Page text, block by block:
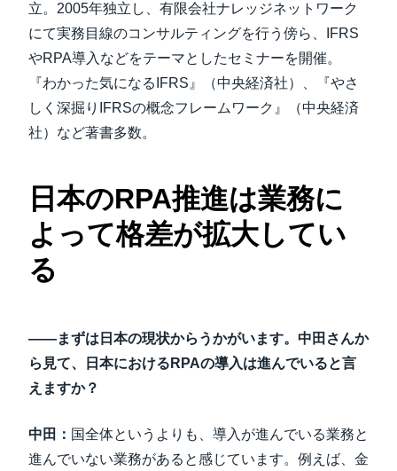
立。2005年独立し、有限会社ナレッジネットワーク
にて実務目線のコンサルティングを行う傍ら、IFRS
やRPA導入などをテーマとしたセミナーを開催。
『わかった気になるIFRS』（中央経済社）、『やさ
しく深掘りIFRSの概念フレームワーク』（中央経済
社）など著書多数。
日本のRPA推進は業務に
よって格差が拡大してい
る
――まずは日本の現状からうかがいます。中田さんか
ら見て、日本におけるRPAの導入は進んでいると言
えますか？
中田： 国全体というよりも、導入が進んでいる業務と
進んでいない業務があると感じています。例えば、金